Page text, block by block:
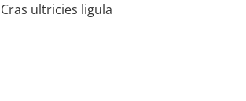
Cras ultricies ligula